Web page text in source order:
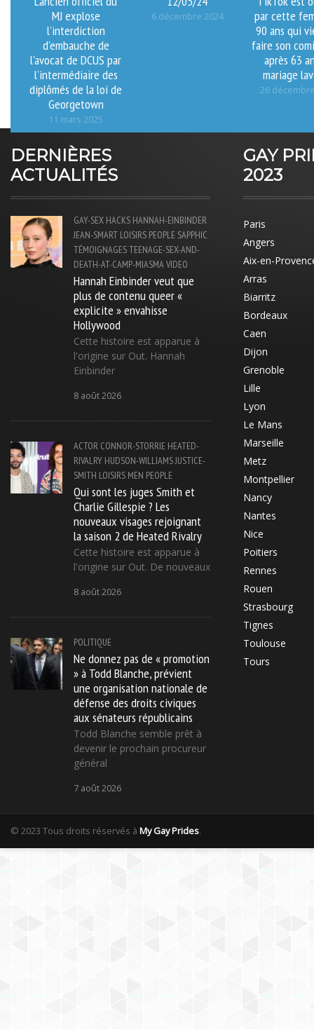
MJ explose
l'interdiction
d'embauche de
l'avocat de DCUS par
l'intermédiaire des
diplômés de la loi de
Georgetown
11 mars 2025
6 décembre 2024
par cette
90 ans qui
faire son
après 63
mariage
26
DERNIÈRES
ACTUALITÉS
GAY-SEX HACKS HANNAH-EINBINDER
JEAN-SMART LOISIRS PEOPLE SAPPHIC
TÉMOIGNAGESTEENAGE-SEX-AND-
DEATH-AT-CAMP-MIASMAVIDEO
Hannah Einbinder veut que
plus de contenu queer «
explicite » envahisse
Hollywood
Cette histoire est apparue à
l'origine sur Out. Hannah
Einbinder
8 août 2026
ACTOR CONNOR-STORRIE HEATED-
RIVALRY HUDSON-WILLIAMSJUSTICE-
SMITH LOISIRS MEN PEOPLE
Qui sont les juges Smith et
Charlie Gillespie ? Les
nouveaux visages rejoignant
la saison 2 de Heated Rivalry
Cette histoire est apparue à
l'origine sur Out. De nouveaux
8 août 2026
POLITIQUE
Ne donnez pas de « promotion
» à Todd Blanche, prévient
une organisation nationale de
défense des droits civiques
aux sénateurs républicains
Todd Blanche semble prêt à
devenir le prochain procureur
général
7 août 2026
GAY
2023
Paris
Angers
Aix-en-
Arras
Biarritz
Bordeaux
Caen
Dijon
Grenoble
Lille
Lyon
Le Mans
Marseille
Metz
Montpellier
Nancy
Nantes
Nice
Poitiers
Rennes
Rouen
Strasbourg
Tignes
Toulouse
Tours
© 2023 Tous droits réservés à My Gay Prides.